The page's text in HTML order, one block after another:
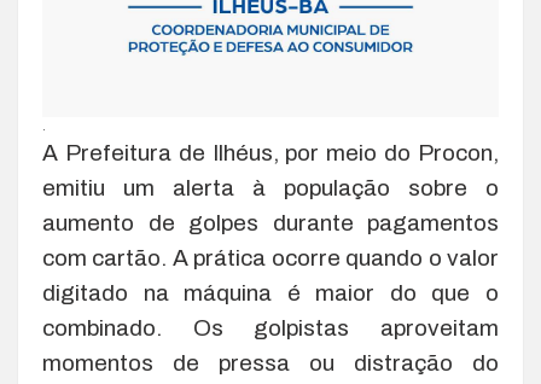
A Prefeitura de Ilhéus, por meio do Procon,
emitiu um alerta à população sobre o
aumento de golpes durante pagamentos
com cartão. A prática ocorre quando o valor
digitado na máquina é maior do que o
combinado. Os golpistas aproveitam
momentos de pressa ou distração do